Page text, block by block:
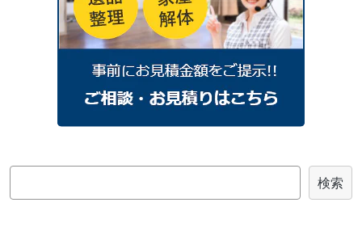
2024年6月
2024年4月
2024年3月
2024年2月
2024年1月
2023年7月 2023年4月
2023年3月
2023年2月
2023年1月
2022年
検
索
検索